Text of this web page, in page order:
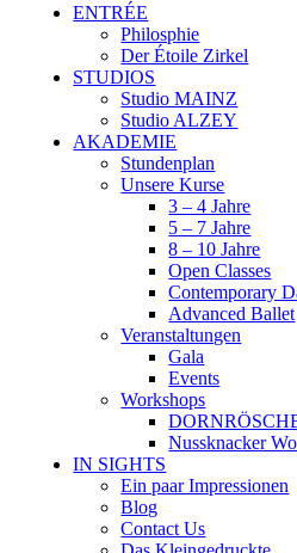
ENTRÉE
Philosphie
Der Étoile Zirkel
STUDIOS
Studio MAINZ
Studio ALZEY
AKADEMIE
Stundenplan
Unsere Kurse
3 – 4 Jahre
5 – 7 Jahre
8 – 10 Jahre
Open Classes
Contemporary
Advanced Ballet
Veranstaltungen
Gala
Events
Workshops
Nussknacker
IN SIGHTS
Ein paar Impressionen
Blog
Contact Us